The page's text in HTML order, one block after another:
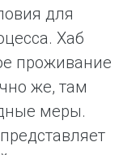
для
Хаб
проживание
же, там
меры.